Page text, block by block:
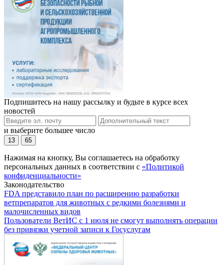
Подпишитесь на нашу рассылку и будьте в курсе всех
новостей
и выберите большее число
13 65
Нажимая на кнопку, Вы соглашаетесь на обработку
персональных данных в соответствии с «Политикой
конфиденциальности»
Законодательство
FDA представило план по расширению разработки
ветпрепаратов для животных с редкими болезнями и
малочисленных видов
Пользователи ВетИС с 1 июля не смогут выполнять операции
без привязки учетной записи к Госуслугам